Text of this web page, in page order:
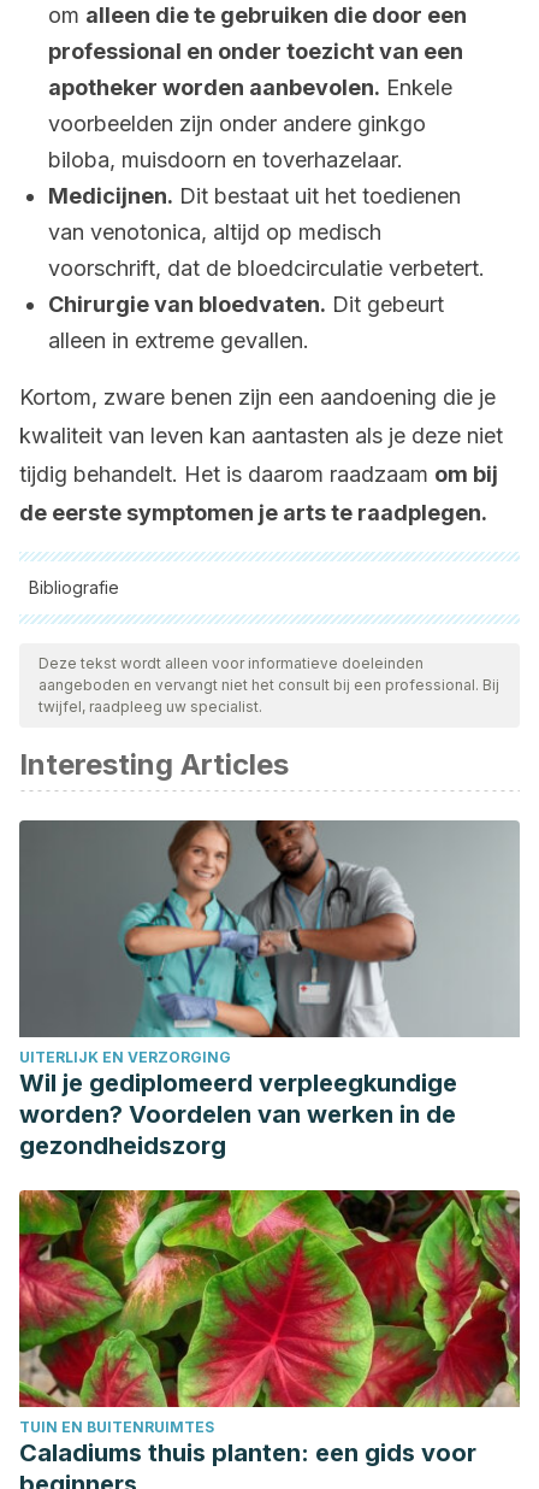
om alleen die te gebruiken die door een
professional en onder toezicht van een
apotheker worden aanbevolen. Enkele
voorbeelden zijn onder andere ginkgo
biloba, muisdoorn en toverhazelaar.
Medicijnen. Dit bestaat uit het toedienen
van venotonica, altijd op medisch
voorschrift, dat de bloedcirculatie verbetert.
Chirurgie van bloedvaten. Dit gebeurt
alleen in extreme gevallen.
Kortom, zware benen zijn een aandoening die je
kwaliteit van leven kan aantasten als je deze niet
tijdig behandelt. Het is daarom raadzaam om bij
de eerste symptomen je arts te raadplegen.
Bibliografie
Alle aangehaalde bronnen zijn grondig gecontroleerd door
ons team om hun kwaliteit, betrouwbaarheid, actualiteit en
geldigheid te waarborgen. De bibliografie van dit artikel werd
SEFAC. Sociedad Española de farmacia comunitaria (2017).
Guía practica para prevenir y tratar el síndrome de piernas
cansadas. Disponible en:
https://www.sefac.org/sites/default/files/2017-
11/Sind__piernas_cansadas.pdf
Francisco Toquero de la Torre, C., Zarco Rodríguez, J.,
especialidad Josep Marinel, la, Roura, lo, Gesto Castromil,
R., Eduardo Carrasco Carrasco, A., Díaz Sánchez, S., Ana
Isabel González González, D., & Permanyer Barrier, J.
(n.d.).Atención Primaria de Calidad Patología venosa
Asesores en. Disponible en:
https://www.cgcom.es/sites/default/files/guia_venosa.pdf
Prevalencia de insuficiencia venosa periférica en el
personal de enfermería PALABRAS CLAVE.Enfermería
Universitaria, 13(3), 166–170. Disponible en:
http://www.scielo.org.mx/pdf/eu/v13n3/1665-7063-eu-13-
03-00166.pdf
Salud, S. A. de. (n.d.).Tabla 2. Recomendaciones
cardiosaludables | Servicio Andaluz de Salud. Retrieved
April 9, 2020, from
https://www.sspa.juntadeandalucia.es/
Deze tekst wordt alleen voor informatieve doeleinden
aangeboden en vervangt niet het consult bij een professional. Bij
twijfel, raadpleeg uw specialist.
Interesting Articles
UITERLIJK EN VERZORGING
Wil je gediplomeerd verpleegkundige
worden? Voordelen van werken in de
gezondheidszorg
TUIN EN BUITENRUIMTES
Caladiums thuis planten: een gids voor